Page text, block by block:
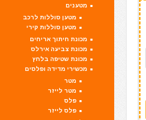
מטענים
מטען סוללות לרכב
מטען סוללות קירי
מכונת חיתוך אריחים
מכונת צביעה אירלס
מכונת שטיפה בלחץ
מכשירי מדידה ופלסים
מטר
מטר לייזר
פלס
פלס לייזר